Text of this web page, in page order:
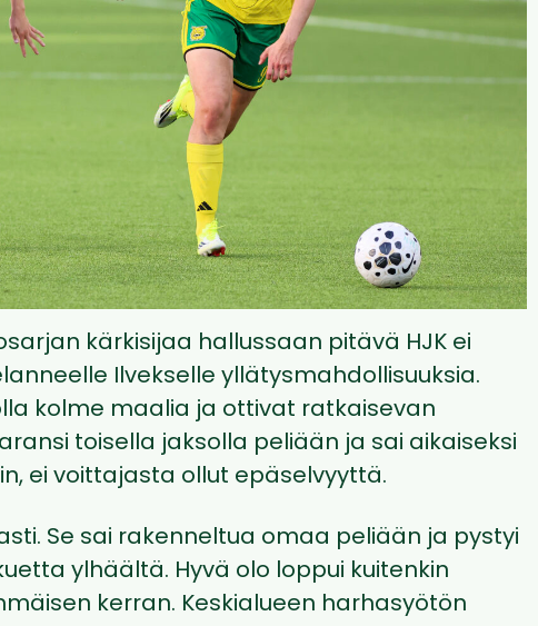
kärkisijaa hallussaan pitävä HJK ei
Ilvekselle yllätysmahdollisuuksia.
kolme maalia ja ottivat ratkaisevan
toisella jaksolla peliään ja sai aikaiseksi
ei voittajasta ollut epäselvyyttä.
Se sai rakenneltua omaa peliään ja pystyi
ylhäältä. Hyvä olo loppui kuitenkin
kerran. Keskialueen harhasyötön